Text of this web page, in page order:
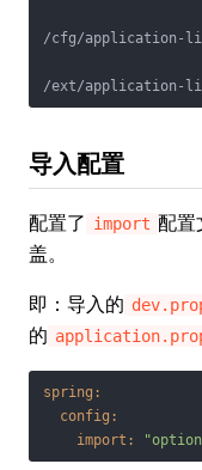
/cfg/application-
/ext/application-
导入配置
配置了 import 配置
盖。
即：导入的
的
spring:
config:
import: